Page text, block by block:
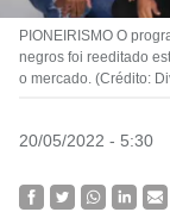
PIONEIRISMO O
negros foi reeditado
o mercado. (Crédito:
20/05/2022 - 5:30